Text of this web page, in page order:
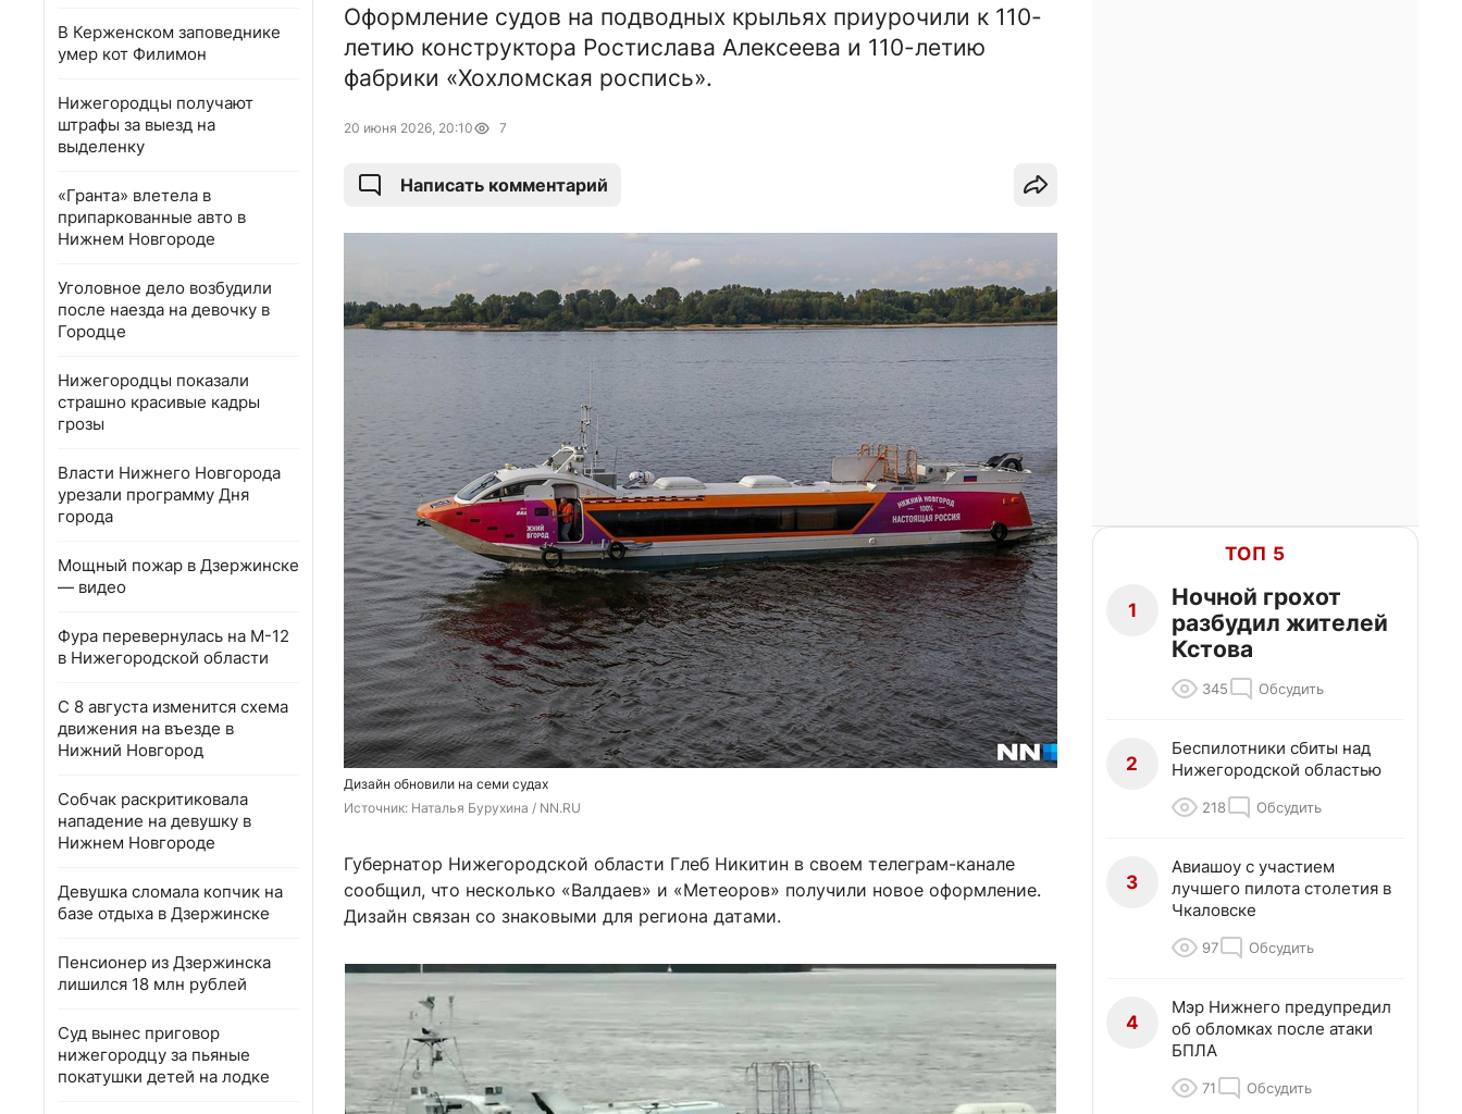
В Керженском заповеднике
умер кот Филимон
Нижегородцы получают
штрафы за выезд на
выделенку
«Гранта» влетела в
припаркованные авто в
Нижнем Новгороде
Уголовное дело возбудили
после наезда на девочку в
Городце
Нижегородцы показали
страшно красивые кадры
грозы
Власти Нижнего Новгорода
урезали программу Дня
города
Мощный пожар в Дзержинске
— видео
Фура перевернулась на М-12
в Нижегородской области
С 8 августа изменится схема
движения на въезде в
Нижний Новгород
Собчак раскритиковала
нападение на девушку в
Нижнем Новгороде
Девушка сломала копчик на
базе отдыха в Дзержинске
Пенсионер из Дзержинска
лишился 18 млн рублей
Суд вынес приговор
нижегородцу за пьяные
покатушки детей на лодке
Оформление судов на подводных крыльях приурочили к 110-
летию конструктора Ростислава Алексеева и 110-летию
фабрики «Хохломская роспись».
20 июня 2026, 20:10 7
Написать комментарий
Дизайн обновили на семи судах
Источник: Наталья Бурухина / NN.RU
Губернатор Нижегородской области Глеб Никитин в своем телеграм-канале
сообщил, что несколько «Валдаев» и «Метеоров» получили новое оформление.
Дизайн связан со знаковыми для региона датами.
ТОП 5
1
Ночной грохот
разбудил жителей
Кстова
345 Обсудить
2
Беспилотники сбиты над
Нижегородской областью
218 Обсудить
3
Авиашоу с участием
лучшего пилота столетия в
Чкаловске
97 Обсудить
4
Мэр Нижнего предупредил
об обломках после атаки
БПЛА
71 Обсудить